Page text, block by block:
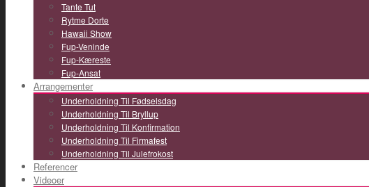
Tante Tut
Rytme Dorte
Hawaii Show
Fup-Veninde
Fup-Kæreste
Fup-Ansat
Arrangementer
Underholdning Til Fødselsdag
Underholdning Til Bryllup
Underholdning Til Konfirmation
Underholdning Til Firmafest
Underholdning Til Julefrokost
Referencer
Videoer